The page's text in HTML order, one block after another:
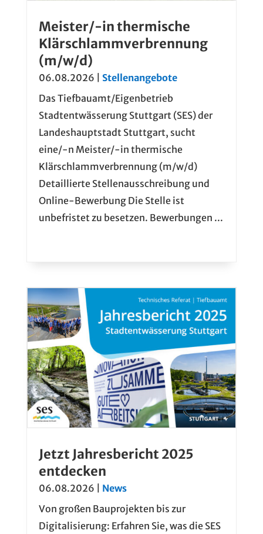
Meister/-in thermische
Klärschlammverbrennung
(m/w/d)
06.08.2026
Stellenangebote
Das Tiefbauamt/Eigenbetrieb
Stadtentwässerung Stuttgart (SES) der
Landeshauptstadt Stuttgart, sucht
eine/-n Meister/-in thermische
Klärschlammverbrennung (m/w/d)
Detaillierte Stellenausschreibung und
Online-Bewerbung Die Stelle ist
unbefristet zu besetzen. Bewerbungen ...
Jetzt Jahresbericht 2025
entdecken
06.08.2026
News
Von großen Bauprojekten bis zur
Digitalisierung: Erfahren Sie, was die SES